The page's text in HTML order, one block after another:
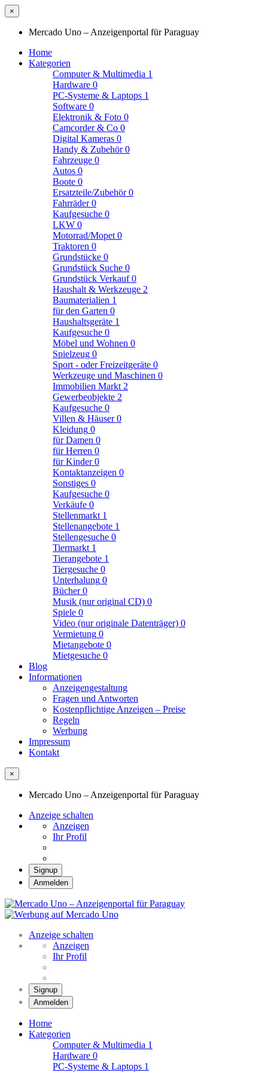
×
Mercado Uno – Anzeigenportal für Paraguay
Home
Kategorien
Computer & Multimedia 1
Hardware 0
PC-Systeme & Laptops 1
Software 0
Elektronik & Foto 0
Camcorder & Co 0
Digital Kameras 0
Handy & Zubehör0
Fahrzeuge 0
Autos 0
Boote 0
Ersatzteile/Zubehör0
Fahrräder0
Kaufgesuche 0
LKW 0
Motorrad/Mopet 0
Traktoren 0
Grundstücke 0
Grundstück Suche 0
Grundstück Verkauf0
Haushalt & Werkzeuge 2
Baumaterialien 1
für den Garten 0
Haushaltsgeräte 1
Kaufgesuche 0
Möbel und Wohnen 0
Spielzeug 0
Sport - oder Freizeitgeräte 0
Werkzeuge und Maschinen 0
Immobilien Markt 2
Gewerbeobjekte 2
Kaufgesuche 0
Villen & Häuser0
Kleidung 0
für Damen 0
für Herren 0
für Kinder0
Kontaktanzeigen 0
Sonstiges 0
Kaufgesuche 0
Verkäufe 0
Stellenmarkt 1
Stellenangebote 1
Stellengesuche 0
Tiermarkt 1
Tierangebote 1
Tiergesuche 0
Unterhalung 0
Bücher0
Musik (nur original CD) 0
Spiele 0
Video (nur originale Datenträger) 0
Vermietung 0
Mietangebote 0
Mietgesuche 0
Blog
Informationen
Anzeigengestaltung
Fragen und Antworten
Kostenpflichtige Anzeigen – Preise
Regeln
Werbung
Impressum
Kontakt
×
Mercado Uno – Anzeigenportal für Paraguay
Anzeige schalten
Anzeigen
Ihr Profil
Signup
Anmelden
Anzeige schalten
Anzeigen
Ihr Profil
Signup
Anmelden
Home
Kategorien
Computer & Multimedia 1
Hardware 0
PC-Systeme & Laptops 1